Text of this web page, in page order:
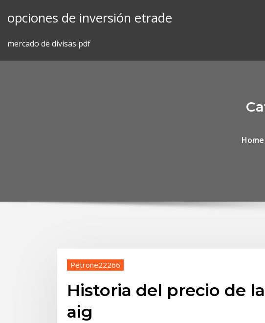
opciones de inversión etrade
mercado de divisas pdf
Home
Petrone22266
Historia del precio de
aig